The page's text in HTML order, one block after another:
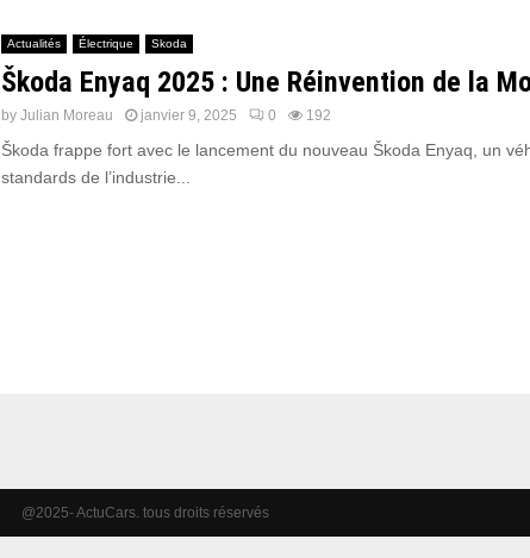
Actualités Électrique Skoda
Škoda Enyaq 2025 : Une Réinvention de la
by Julian Moreau janvier 9, 2025 0 192
Škoda frappe fort avec le lancement du nouveau Škoda Enyaq, un
standards de l’industrie...
@2025- ActuCars. tous droits réservés